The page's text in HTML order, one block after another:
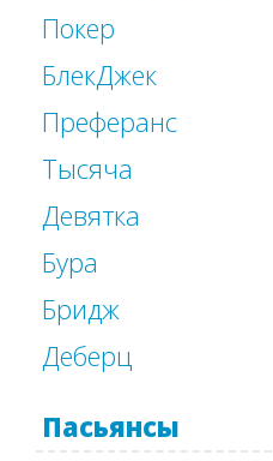
Покер
БлекДжек
Преферанс
Тысяча
Девятка
Бура
Бридж
Деберц
Пасьянсы